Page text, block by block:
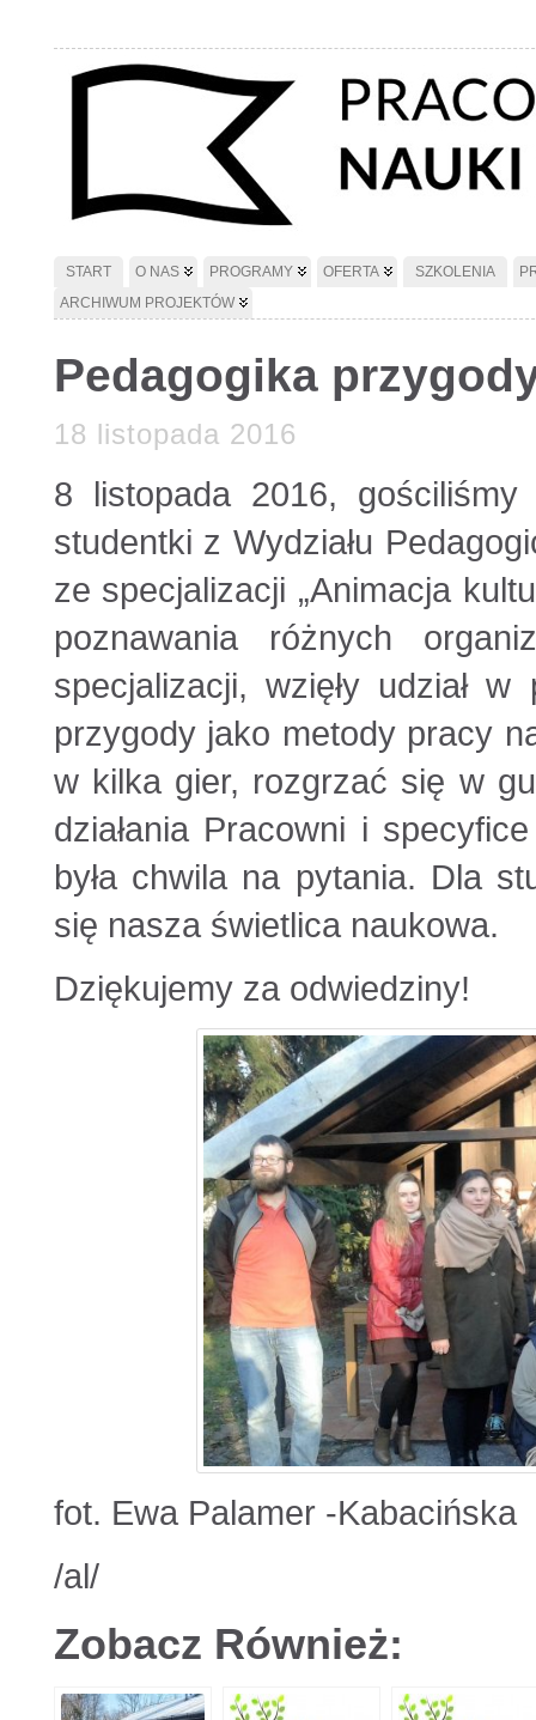
START O NAS PROGRAMY OFERTA SZKOLENIA
ARCHIWUM PROJEKTÓW
Pedagogika
18 listopada 2016
8 listopada 2016,
studentki z Wydziału
ze specjalizacji „Animacja
poznawania różnych
specjalizacji, wzięły udział
przygody jako metody pracy
w kilka gier, rozgrzać się w
działania Pracowni i
była chwila na pytania. Dla
się nasza świetlica naukowa.
Dziękujemy za odwiedziny!
fot. Ewa Palamer -Kabacińska
/al/
Zobacz Również: